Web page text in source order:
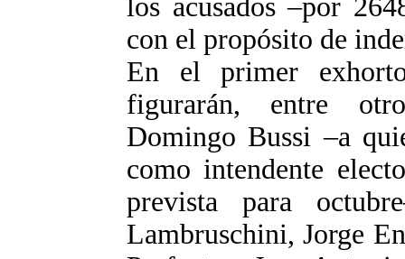
los acusados –por
con el propósito de
En el primer
figurarán, entre
Domingo Bussi –a
como intendente
prevista para
Lambruschini, Jorge